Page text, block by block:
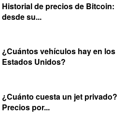
Historial de precios de Bitcoin:
desde su...
¿Cuántos vehículos hay en los
Estados Unidos?
¿Cuánto cuesta un jet privado?
Precios por...